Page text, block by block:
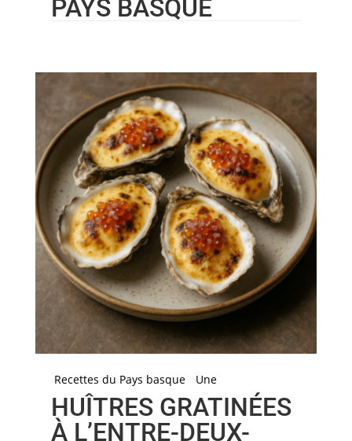
PAYS BASQUE
Recettes du Pays basque Une
HUÎTRES GRATINÉES
À L’ENTRE-DEUX-